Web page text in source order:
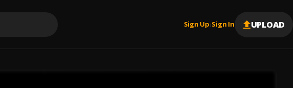
Sign Up |Sign In UPLOAD